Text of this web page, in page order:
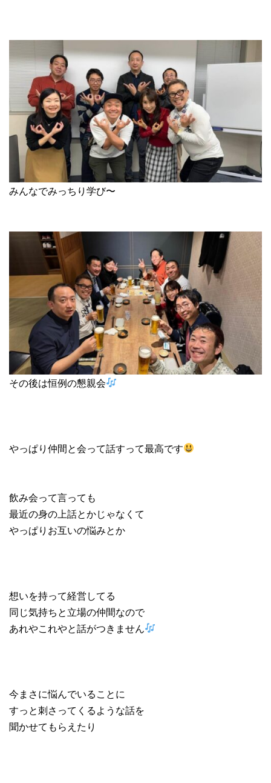
みんなでみっちり学び〜
その後は恒例の懇親会
やっぱり仲間と会って話すって最高です
飲み会って言っても
最近の身の上話とかじゃなくて
やっぱりお互いの悩みとか
想いを持って経営してる
同じ気持ちと立場の仲間なので
あれやこれやと話がつきません
今まさに悩んでいることに
すっと刺さってくるような話を
聞かせてもらえたり